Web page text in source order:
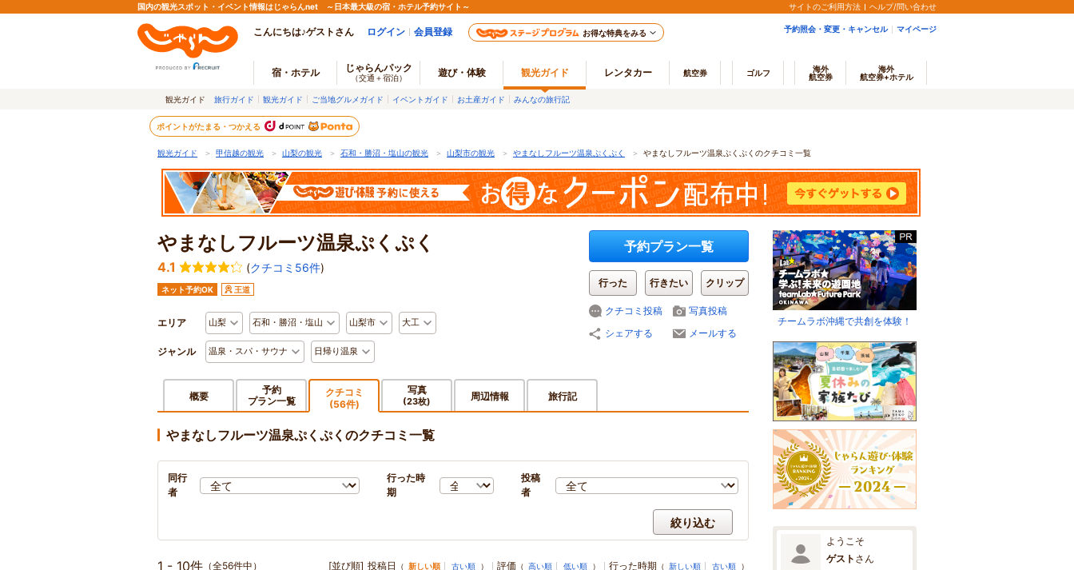
国内の観光スポット・イベント情報はじゃらんnet ～日本最大級の宿・ホテル予約サイト～ サイトのご利用方法 ヘルプ/問い合わせ
こんにちは♪ゲストさん ログイン 会員登録 お得な特典をみる 予約照会・変更・キャンセル マイページ
宿・ホテル じゃらんパック
（交通＋宿泊） 遊び・体験 観光ガイド レンタカー 航空券 ゴルフ
海外
航空券
海外
航空券+ホテル
観光ガイド 旅行ガイド 観光ガイド ご当地グルメガイド イベントガイド お土産ガイド みんなの旅行記
ポイントがたまる・つかえる
観光ガイド ＞ 甲信越の観光 ＞ 山梨の観光 ＞ 石和・勝沼・塩山の観光 ＞ 山梨市の観光 ＞ やまなしフルーツ温泉ぷくぷく ＞ やまなしフルーツ温泉ぷくぷくのクチコミ一覧
やまなしフルーツ温泉ぷくぷく
4.1 (クチコミ56件)
ネット予約OK 王道
エリア 山梨 石和・勝沼・塩山 山梨市 大工
ジャンル 温泉・スパ・サウナ 日帰り温泉
予約プラン一覧
行った 行きたい クリップ
クチコミ投稿
写真投稿
シェアする
メールする
概要
予約
プラン一覧
クチコミ
(56件)
写真
(23枚) 周辺情報 旅行記
やまなしフルーツ温泉ぷくぷくのクチコミ一覧
同行
者
行った時
期
投稿
者
絞り込む
1 - 10件 （全56件中） [並び順] 投稿日 （ 新しい順 古い順 ） 評価 （ 高い順 低い順 ） 行った時期 （ 新しい順 古い順 ）
チームラボ沖縄で共創を体験！
ようこそ
ゲスト さん